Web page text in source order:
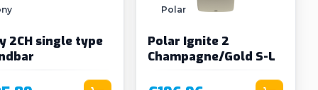
2CH single type
Polar
Polar Ignite 2
Champagne/Gold S-L